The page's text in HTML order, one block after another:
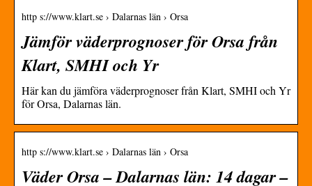
http s://www.klart.se › Dalarnas län › Orsa
Jämför väderprognoser för Orsa från
Klart, SMHI och Yr
Här kan du jämföra väderprognoser från Klart, SMHI och Yr
för Orsa, Dalarnas län.
http s://www.klart.se › Dalarnas län › Orsa
Väder Orsa – Dalarnas län: 14 dagar –